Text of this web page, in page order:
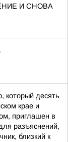
И СНОВА
который десять
крае и
приглашен в
разъяснений,
близкий к